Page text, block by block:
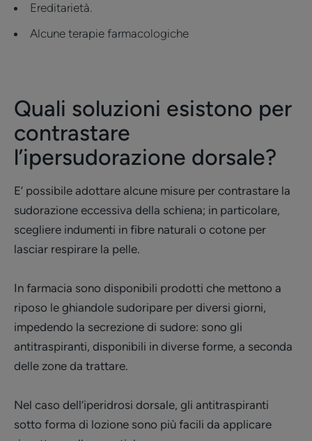
Ereditarietà.
Alcune terapie farmacologiche
Quali soluzioni esistono per
contrastare
l’ipersudorazione dorsale?
E’ possibile adottare alcune misure per contrastare la
sudorazione eccessiva della schiena; in particolare,
scegliere indumenti in fibre naturali o cotone per
lasciar respirare la pelle.
In farmacia sono disponibili prodotti che mettono a
riposo le ghiandole sudoripare per diversi giorni,
impedendo la secrezione di sudore: sono gli
antitraspiranti, disponibili in diverse forme, a seconda
delle zone da trattare.
Nel caso dell’iperidrosi dorsale, gli antitraspiranti
sotto forma di lozione sono più facili da applicare